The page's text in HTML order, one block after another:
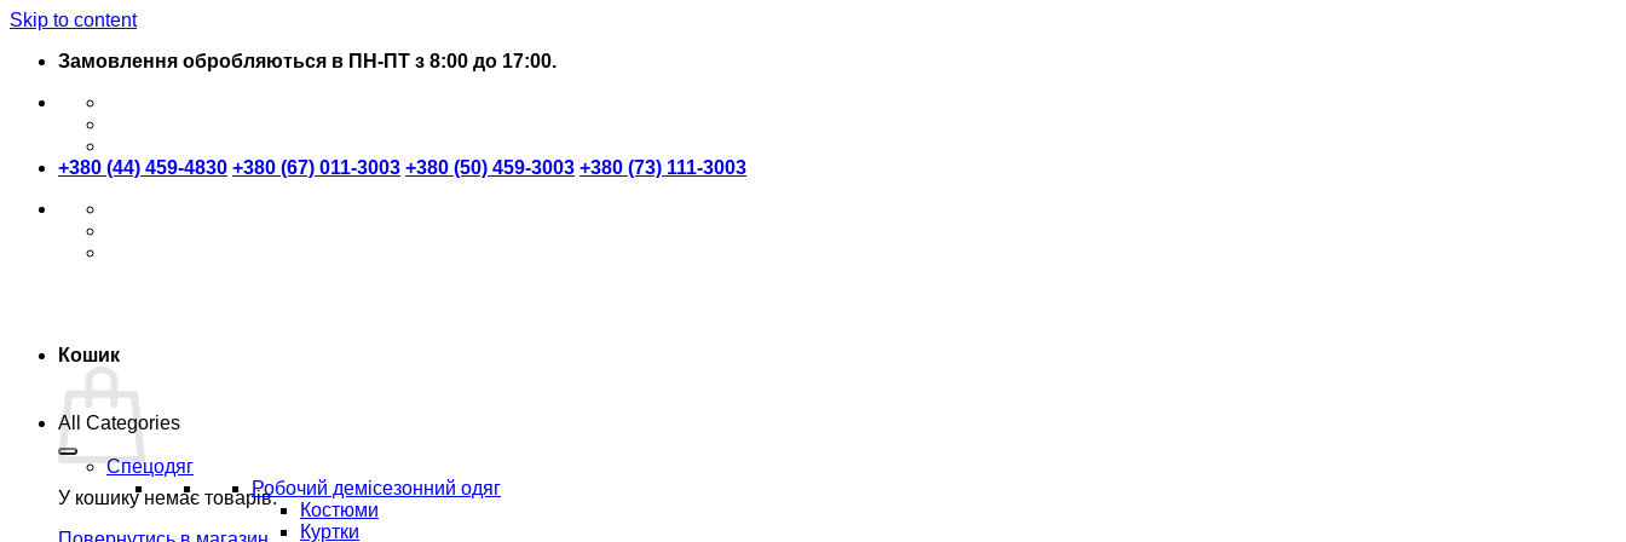
Skip to content
Замовлення обробляються в ПН-ПТ з 8:00 до 17:00.
+380 (44) 459-4830 +380 (67) 011-3003 +380 (50) 459-3003 +380 (73) 111-3003
Кошик
У кошику немає товарів.
All Categories
Спецодяг
Робочий демісезонний одяг
Костюми
Куртки